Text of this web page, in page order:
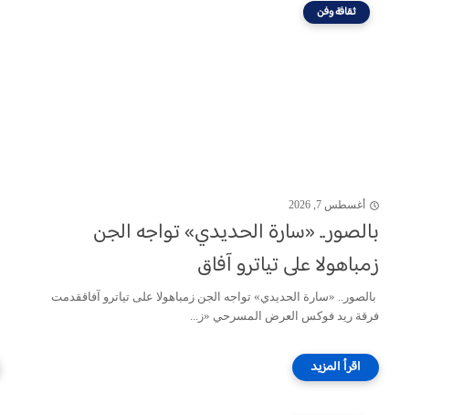
ثقافة وفن
أغسطس 7, 2026
بالصور.. «سارة الحديدي» تواجه الجن
زمباهولا على تياترو آفاق
بالصور.. «سارة الحديدي» تواجه الجن زمباهولا على تياترو آفاققدمت
فرقة ريد فوكس العرض المسرحي «ز...